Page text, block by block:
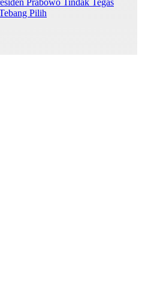
Prabowo Tindak Tegas
Pilih